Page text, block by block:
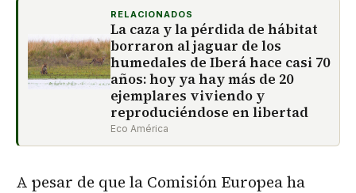
RELACIONADOS
La caza y la pérdida de hábitat
borraron al jaguar de los
humedales de Iberá hace casi 70
años: hoy ya hay más de 20
ejemplares viviendo y
reproduciéndose en libertad
Eco América
A pesar de que la Comisión Europea ha